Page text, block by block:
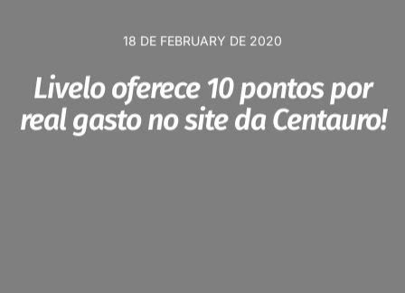
18 DE FEBRUARY DE 2020
Livelo oferece 10 pontos por
real gasto no site da Centauro!